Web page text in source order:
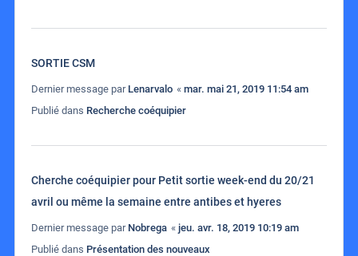
SORTIE CSM
Dernier message par Lenarvalo « mar. mai 21, 2019 11:54 am
Publié dans Recherche coéquipier
Cherche coéquipier pour Petit sortie week-end du 20/21
avril ou même la semaine entre antibes et hyeres
Dernier message par Nobrega « jeu. avr. 18, 2019 10:19 am
Publié dans Présentation des nouveaux